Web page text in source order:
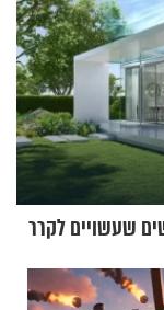
שעשויים לקרר